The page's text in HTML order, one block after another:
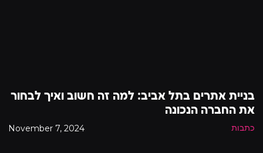
בניית אתרים בתל אביב: למה זה חשוב ואיך לבחור
את החברה הנכונה
כתבות November 7, 2024